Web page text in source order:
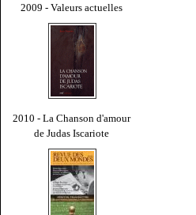
2009 - Valeurs actuelles
2010 - La Chanson d'amour
de Judas Iscariote